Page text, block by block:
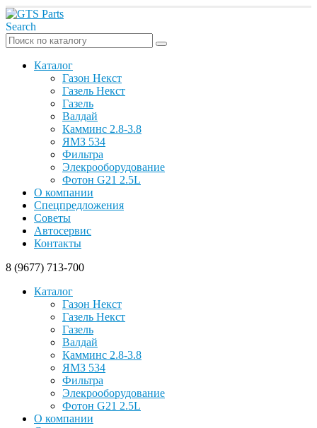
Search
Каталог
Газон Некст
Газель Некст
Газель
Валдай
Камминс 2.8-3.8
ЯМЗ 534
Фильтра
Элекрооборудование
Фотон G21 2.5L
О компании
Спецпредложения
Советы
Автосервис
Контакты
8 (9677) 713-700
Каталог
Газон Некст
Газель Некст
Газель
Валдай
Камминс 2.8-3.8
ЯМЗ 534
Фильтра
Элекрооборудование
Фотон G21 2.5L
О компании